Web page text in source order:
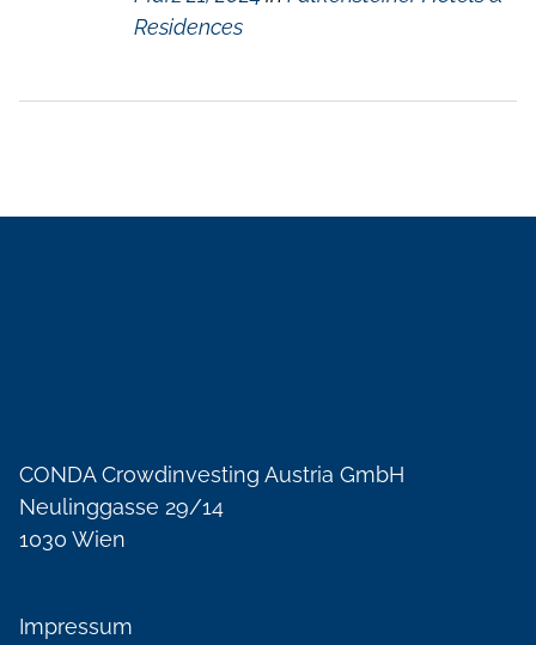
Residences
CONDA Crowdinvesting Austria GmbH
Neulinggasse 29/14
1030 Wien
Impressum